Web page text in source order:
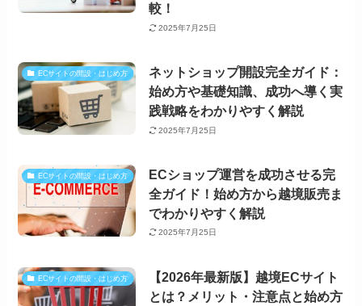
較！
2025年7月25日
ECサイトの開設・はじめ方
ネットショップ開設完全ガイド：
始め方や基礎知識、成功へ導く実
践戦略をわかりやすく解説
2025年7月25日
ECサイトの開設・はじめ方
ECショップ運営を成功させる完
全ガイド！始め方から越境販売ま
でわかりやすく解説
2025年7月25日
ECサイトの開設・はじめ方
【2026年最新版】越境ECサイト
とは？メリット・注意点と始め方